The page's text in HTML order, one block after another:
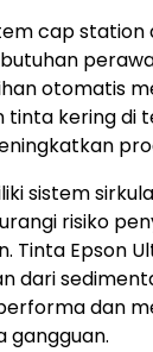
cap
otomatis
kering di
sistem
risiko
Tinta Epson
dari
dan
gangguan.